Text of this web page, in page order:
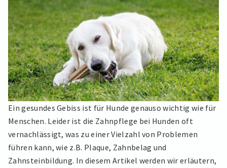
Ein gesundes Gebiss ist für Hunde genauso wichtig wie für
Menschen. Leider ist die Zahnpflege bei Hunden oft
vernachlässigt, was zu einer Vielzahl von Problemen
führen kann, wie z.B. Plaque, Zahnbelag und
Zahnsteinbildung. In diesem Artikel werden wir erläutern,